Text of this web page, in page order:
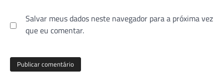
Salvar meus dados neste navegador para a próxima vez
que eu comentar.